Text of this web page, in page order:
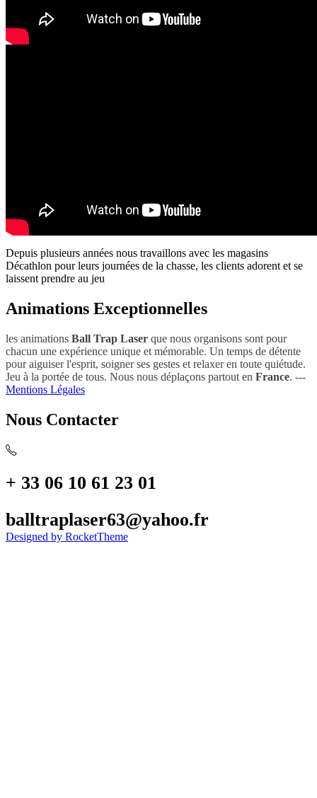
Depuis plusieurs années nous travaillons avec les magasins
Décathlon pour leurs journées de la chasse, les clients adorent et se
laissent prendre au jeu
Animations Exceptionnelles
les animations Ball Trap Laser que nous organisons sont pour
chacun une expérience unique et mémorable. Un temps de détente
pour aiguiser l'esprit, soigner ses gestes et relaxer en toute quiétude.
Jeu à la portée de tous. Nous nous déplaçons partout en France. ---
Mentions Légales
Nous Contacter
+ 33 06 10 61 23 01
balltraplaser63@yahoo.fr
Designed by RocketTheme